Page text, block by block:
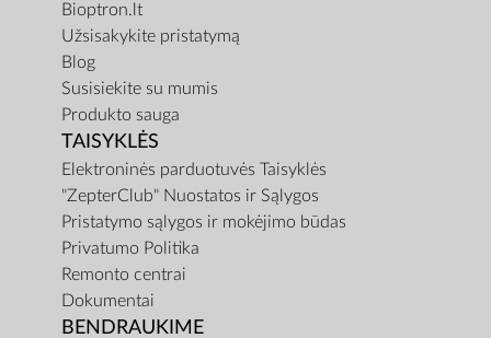
Bioptron.lt
Užsisakykite pristatymą
Blog
Susisiekite su mumis
Produkto sauga
TAISYKLĖS
Elektroninės parduotuvės Taisyklės
"ZepterClub" Nuostatos ir Sąlygos
Pristatymo sąlygos ir mokėjimo būdas
Privatumo Politika
Remonto centrai
Dokumentai
BENDRAUKIME